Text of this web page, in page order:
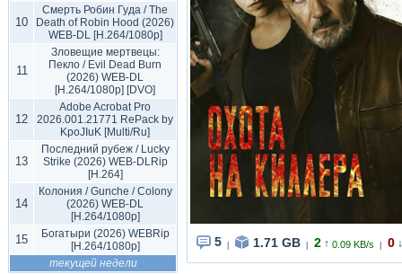
10
Смерть Робин Гуда / The
Death of Robin Hood (2026)
WEB-DL [H.264/1080p]
11
Зловещие мертвецы:
Пекло / Evil Dead Burn
(2026) WEB-DL
[H.264/1080p] [DVO]
12
Adobe Acrobat Pro
2026.001.21771 RePack by
KpoJIuK [Multi/Ru]
13
Последний рубеж / Lucky
Strike (2026) WEB-DLRip
[H.264]
14
Колония / Gunche / Colony
(2026) WEB-DL
[H.264/1080p]
15
Богатыри (2026) WEBRip
[H.264/1080p]
текущей недели
5 1.71 GB 2 ↑ 0.09 KB/s 0 ↓